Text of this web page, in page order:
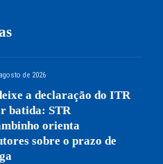
de 2026
a declaração do ITR
batida: STR
orienta
sobre o prazo de